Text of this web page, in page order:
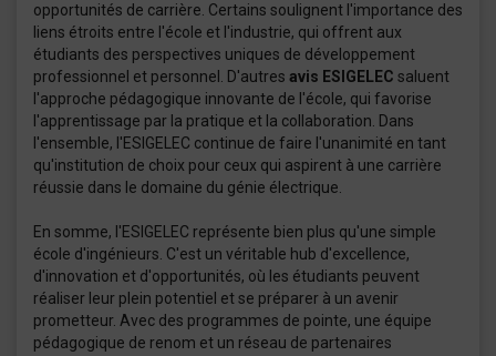
opportunités de carrière. Certains soulignent l'importance des
liens étroits entre l'école et l'industrie, qui offrent aux
étudiants des perspectives uniques de développement
professionnel et personnel. D'autres avis ESIGELEC saluent
l'approche pédagogique innovante de l'école, qui favorise
l'apprentissage par la pratique et la collaboration. Dans
l'ensemble, l'ESIGELEC continue de faire l'unanimité en tant
qu'institution de choix pour ceux qui aspirent à une carrière
réussie dans le domaine du génie électrique.
En somme, l'ESIGELEC représente bien plus qu'une simple
école d'ingénieurs. C'est un véritable hub d'excellence,
d'innovation et d'opportunités, où les étudiants peuvent
réaliser leur plein potentiel et se préparer à un avenir
prometteur. Avec des programmes de pointe, une équipe
pédagogique de renom et un réseau de partenaires